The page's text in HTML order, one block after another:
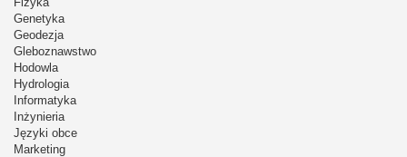
Genetyka
Geodezja
Gleboznawstwo
Hodowla
Hydrologia
Informatyka
Inżynieria
Języki obce
Marketing